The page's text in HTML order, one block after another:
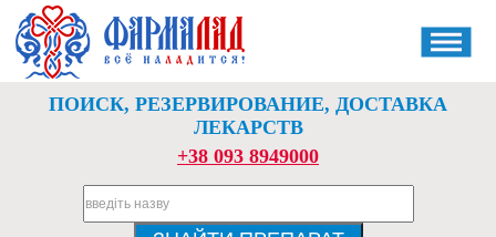
ПОИСК, РЕЗЕРВИРОВАНИЕ, ДОСТАВКА
ЛЕКАРСТВ
+38 093 8949000